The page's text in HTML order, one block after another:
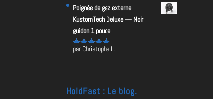
5
Poignée de gaz externe
KustomTech Deluxe — Noir
guidon 1 pouce
Note 5sur
par Christophe L.
HoldFast : Le blog.